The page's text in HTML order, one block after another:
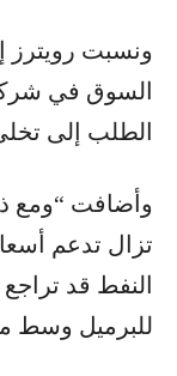
ونسبت رويترز
السوق في
الطلب إلى
وأضافت “ومع
تزال تدعم
للبرميل وسط